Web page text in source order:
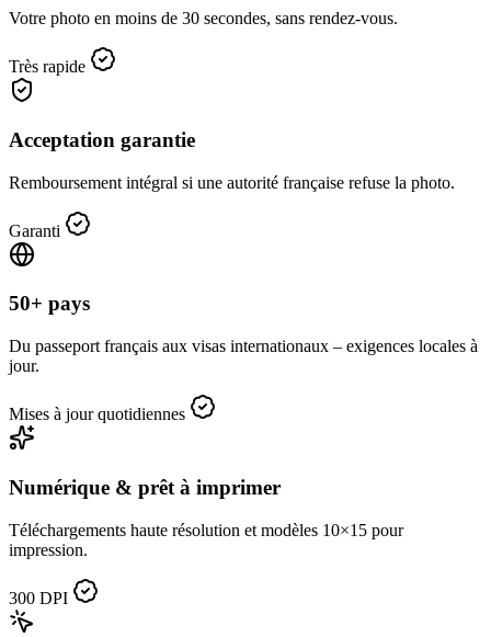
Votre photo en moins de 30 secondes, sans rendez‑vous.
Très rapide
Acceptation garantie
Remboursement intégral si une autorité française refuse la photo.
Garanti
50+ pays
Du passeport français aux visas internationaux – exigences locales à
jour.
Mises à jour quotidiennes
Numérique & prêt à imprimer
Téléchargements haute résolution et modèles 10×15 pour
impression.
300 DPI